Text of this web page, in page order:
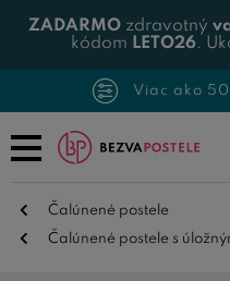
ZADARMOzdravotný
kódom LETO26.
Viac ako
Čalúnené postele
Čalúnené postele s